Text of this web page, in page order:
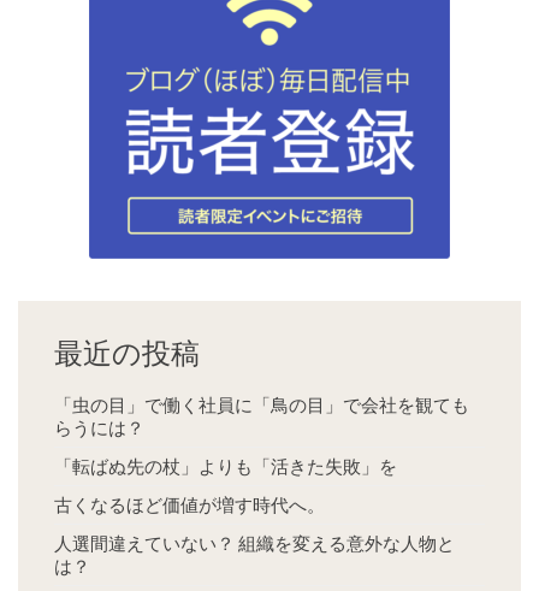
最近の投稿
「虫の目」で働く社員に「鳥の目」で会社を観ても
らうには？
「転ばぬ先の杖」よりも「活きた失敗」を
古くなるほど価値が増す時代へ。
人選間違えていない？ 組織を変える意外な人物と
は？